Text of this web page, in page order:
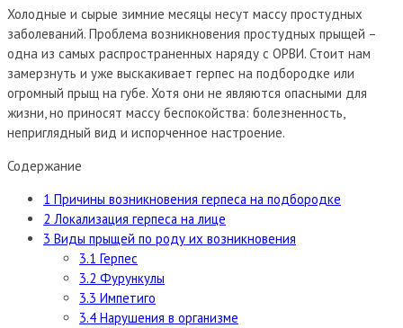
Холодные и сырые зимние месяцы несут массу простудных
заболеваний. Проблема возникновения простудных прыщей –
одна из самых распространенных наряду с ОРВИ. Стоит нам
замерзнуть и уже выскакивает герпес на подбородке или
огромный прыщ на губе. Хотя они не являются опасными для
жизни, но приносят массу беспокойства: болезненность,
неприглядный вид и испорченное настроение.
Содержание
1 Причины возникновения герпеса на подбородке
2 Локализация герпеса на лице
3 Виды прыщей по роду их возникновения
3.1 Герпес
3.2 Фурункулы
3.3 Импетиго
3.4 Нарушения в организме